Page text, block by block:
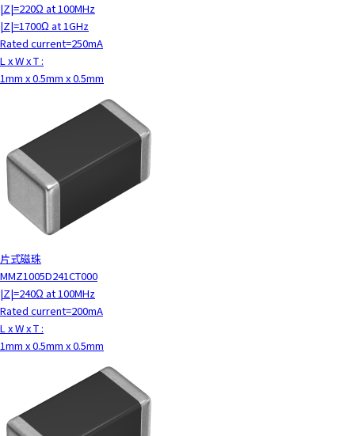
|Z|=220Ω at 100MHz
|Z|=1700Ω at 1GHz
Rated current=250mA
L x W x T :
1mm x 0.5mm x 0.5mm
片式磁珠
MMZ1005D241CT000
|Z|=240Ω at 100MHz
Rated current=200mA
L x W x T :
1mm x 0.5mm x 0.5mm